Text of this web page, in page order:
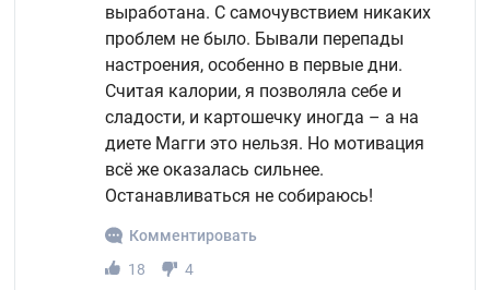
выработана. С самочувствием никаких
проблем не было. Бывали перепады
настроения, особенно в первые дни.
Считая калории, я позволяла себе и
сладости, и картошечку иногда – а на
диете Магги это нельзя. Но мотивация
всё же оказалась сильнее.
Останавливаться не собираюсь!
Комментировать
18
4